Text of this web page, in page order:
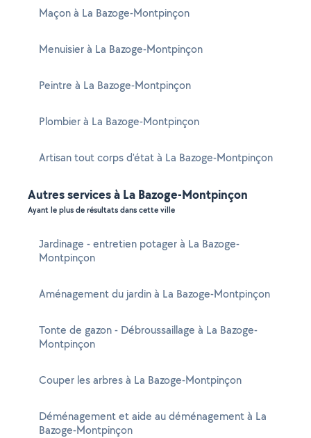
Maçon à La Bazoge-Montpinçon
Menuisier à La Bazoge-Montpinçon
Peintre à La Bazoge-Montpinçon
Plombier à La Bazoge-Montpinçon
Artisan tout corps d'état à La Bazoge-Montpinçon
Autres services à La Bazoge-Montpinçon
Ayant le plus de résultats dans cette ville
Jardinage - entretien potager à La Bazoge-
Montpinçon
Aménagement du jardin à La Bazoge-Montpinçon
Tonte de gazon - Débroussaillage à La Bazoge-
Montpinçon
Couper les arbres à La Bazoge-Montpinçon
Déménagement et aide au déménagement à La
Bazoge-Montpinçon